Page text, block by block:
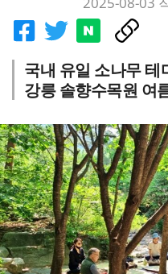
국내 유일 소나무 테
강릉 솔향수목원 여